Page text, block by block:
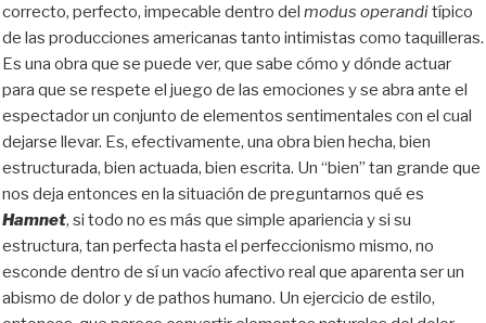
correcto, perfecto, impecable dentro del modus operanditípico
de las producciones americanas tanto intimistas como taquilleras.
Es una obra que se puede ver, que sabe cómo y dónde actuar
para que se respete el juego de las emociones y se abra ante el
espectador un conjunto de elementos sentimentales con el cual
dejarse llevar. Es, efectivamente, una obra bien hecha, bien
estructurada, bien actuada, bien escrita. Un “bien” tan grande que
nos deja entonces en la situación de preguntarnos qué es
Hamnet, si todo no es más que simple apariencia y si su
estructura, tan perfecta hasta el perfeccionismo mismo, no
esconde dentro de sí un vacío afectivo real que aparenta ser un
abismo de dolor y de pathos humano. Un ejercicio de estilo,